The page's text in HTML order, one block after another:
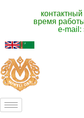
время
e-mail: